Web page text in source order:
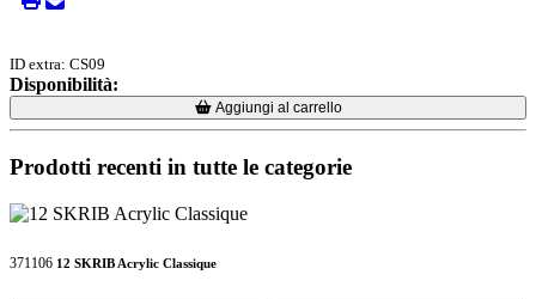
ID extra: CS09
Disponibilità:
Loading...
Loading... Aggiungi al carrello
Prodotti recenti in tutte le categorie
371106 12 SKRIB Acrylic Classique